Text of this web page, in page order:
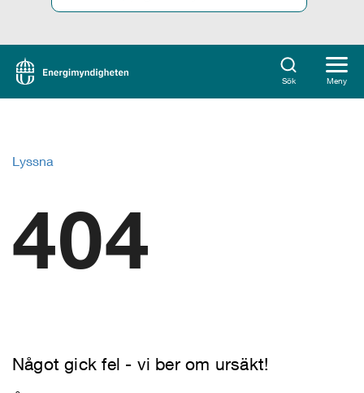
Sök Meny
Lyssna
404
Något gick fel - vi ber om ursäkt!